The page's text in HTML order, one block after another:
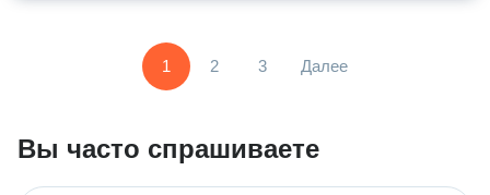
1 2 3 Далее
Вы часто спрашиваете